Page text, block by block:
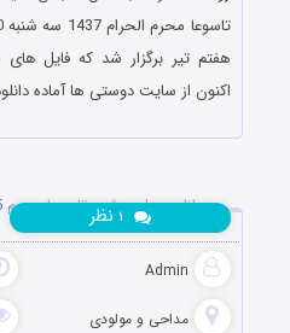
هفتم تیر برگزار شد که فایل
اکنون از سایت دوستی ها آماده
دانلود مراسم شب تاسوعا محرم 1395 با نوای حاج محمود کریمی
Admin
مداحی و مولودی
نظر